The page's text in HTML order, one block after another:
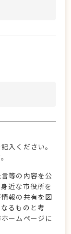
入ください。
等の内容を公
近な市役所を
報の共有を図
るものと考
ームページに